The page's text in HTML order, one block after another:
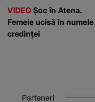
VIDEO Șoc în Atena.
Femeie ucisă în numele
credinței
Parteneri